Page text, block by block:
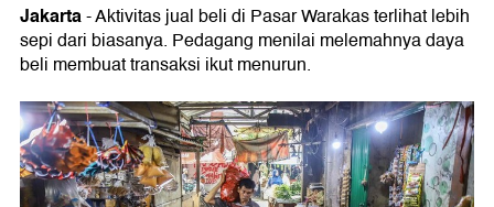
Jakarta- Aktivitas jual beli di Pasar Warakas terlihat lebih
sepi dari biasanya. Pedagang menilai melemahnya daya
beli membuat transaksi ikut menurun.